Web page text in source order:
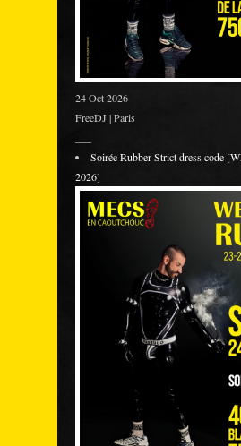
24 Oct 2026
FreeDJ | Paris
Soirée Rubber Strict dress code
2026]